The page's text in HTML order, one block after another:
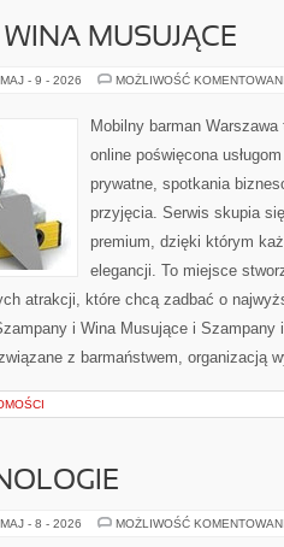
MUSUJĄCE
MAJ - 9 - 2026 MOŻLIWOŚĆ
Mobilny barman
online poświęcona
prywatne, spotkania
przyjęcia. Serwis skupia
premium, dzięki którym
elegancji. To miejsce
atrakcji, które chcą zadbać o
i Wina Musujące i Szampany
z barmaństwem, organizacją
MAJ - 8 - 2026 MOŻLIWOŚĆ